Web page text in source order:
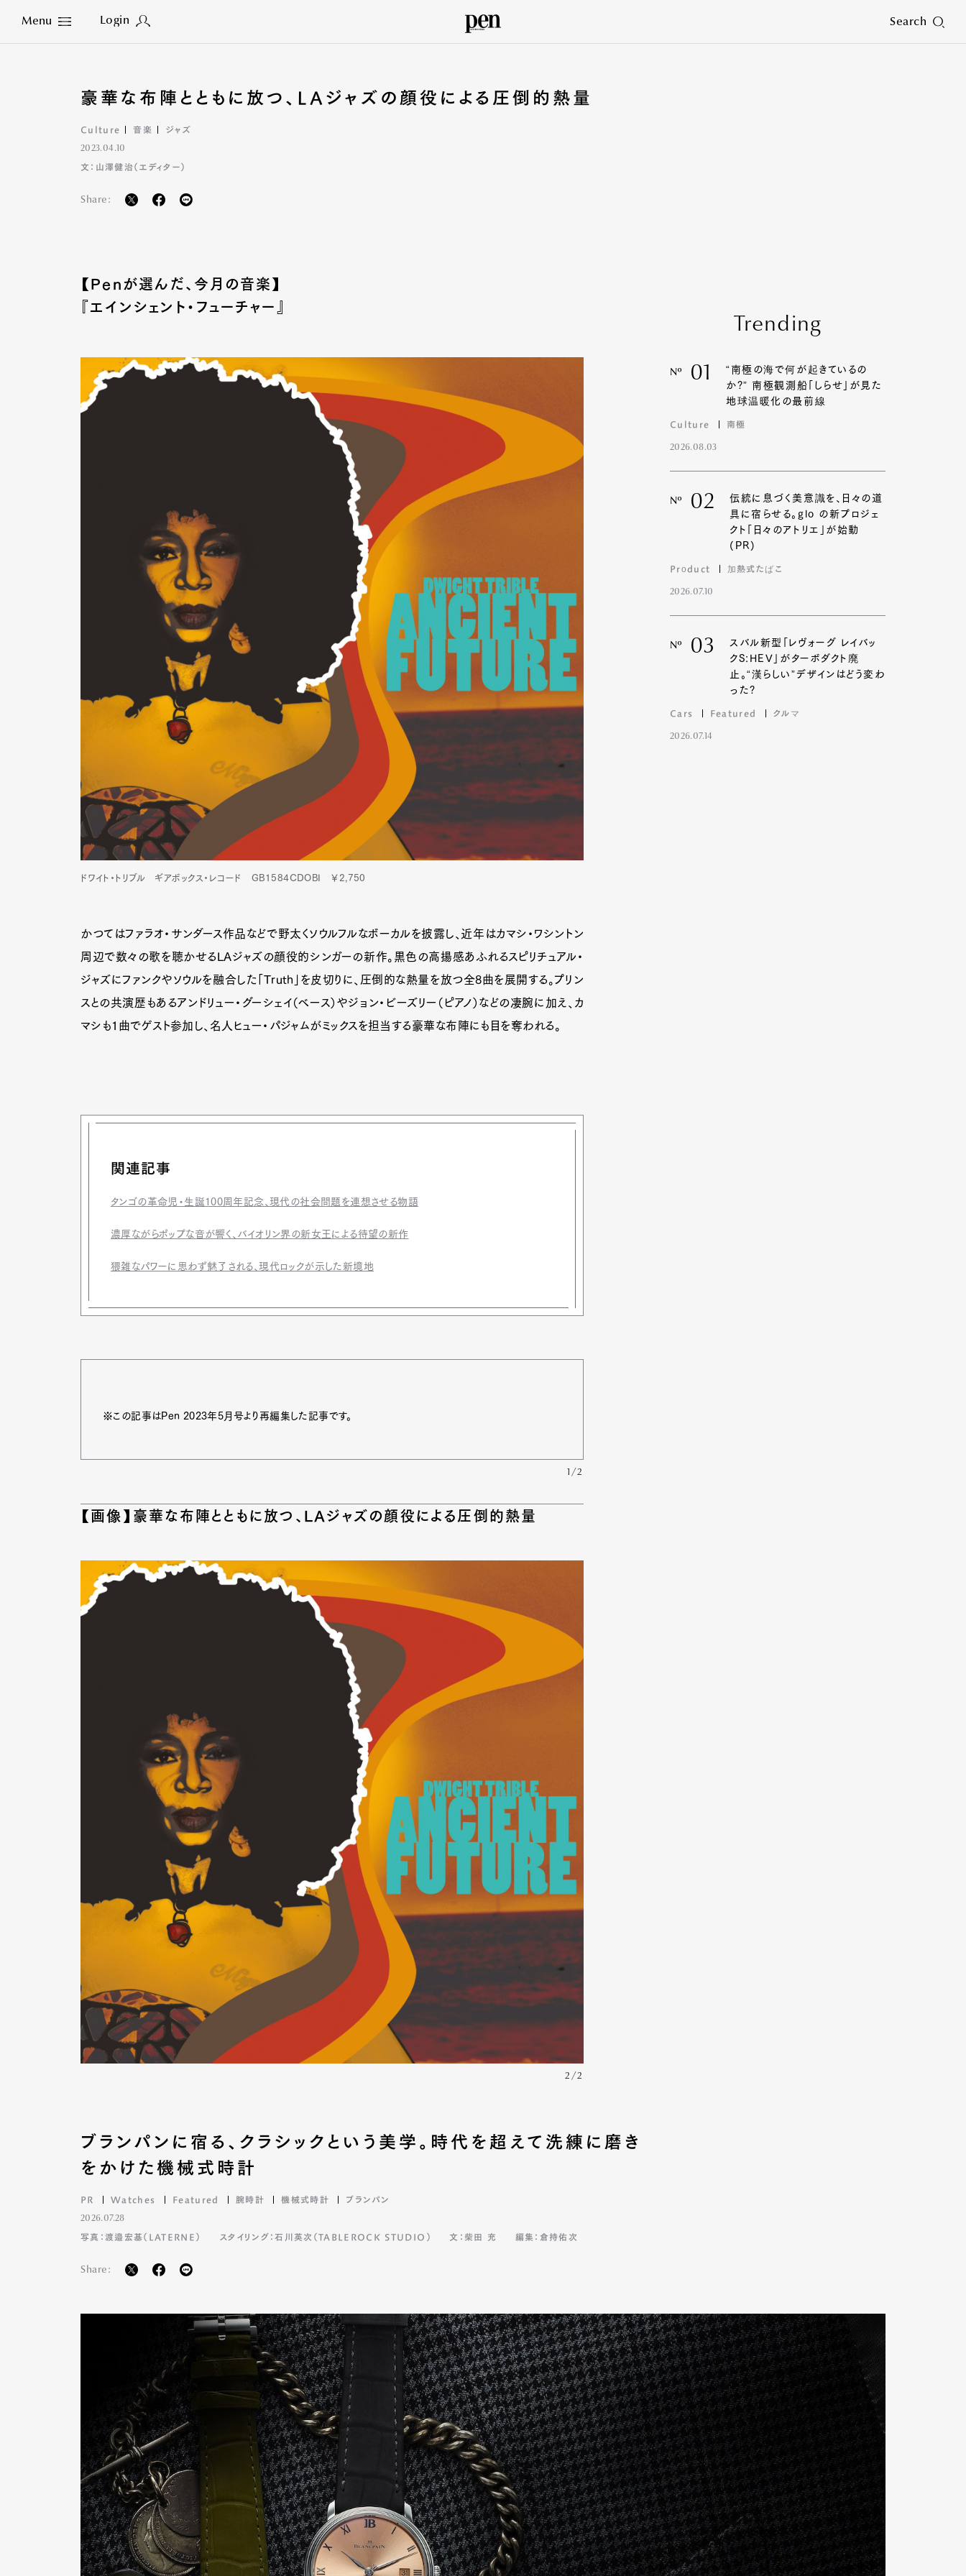
Menu Login Search
Close
Lifestyle
Pen Membership Magazine Official Columnist
Pen international
豪華な布陣とともに放つ、LAジャズの顔役による圧倒的熱量
Culture 音楽 ジャズ
2023.04.10
文：山澤健治（エディター）
Share:
【Penが選んだ、今月の音楽】
『エインシェント・フューチャー』
ドワイト・トリブル ギアボックス・レコード GB1584CDOBI ￥2,750
かつてはファラオ・サンダース作品などで野太くソウルフルなボーカルを披露し、近年はカマシ・ワシントン
周辺で数々の歌を聴かせるLAジャズの顔役的シンガーの新作。黒色の高揚感あふれるスピリチュアル・
ジャズにファンクやソウルを融合した「Truth」を皮切りに、圧倒的な熱量を放つ全8曲を展開する。プリン
スとの共演歴もあるアンドリュー・グーシェイ（ベース）やジョン・ビーズリー（ピアノ）などの凄腕に加え、カ
マシも1曲でゲスト参加し、名人ヒュー・パジャムがミックスを担当する豪華な布陣にも目を奪われる。
関連記事
タンゴの革命児・生誕100周年記念、現代の社会問題を連想させる物語
濃厚ながらポップな音が響く、バイオリン界の新女王による待望の新作
猥雑なパワーに思わず魅了される、現代ロックが示した新境地
※この記事はPen 2023年5月号より再編集した記事です。
1/2
【画像】豪華な布陣とともに放つ、LAジャズの顔役による圧倒的熱量
2/2
Trending
Nº 01
“南極の海で何が起きているの
か?” 南極観測船「しらせ」が見た
地球温暖化の最前線
Culture 南極
2026.08.03
Nº 02
伝統に息づく美意識を、日々の道
具に宿らせる。glo の新プロジェ
クト「日々のアトリエ」が始動
(PR)
Product 加熱式たばこ
2026.07.10
Nº 03
スバル新型「レヴォーグ レイバッ
クS:HEV」がターボダクト廃
止。“漢らしい”デザインはどう変わ
った?
Cars Featured クルマ
2026.07.14
ブランパンに宿る、クラシックという美学。時代を超えて洗練に磨き
をかけた機械式時計
PR Watches Featured 腕時計 機械式時計 ブランパン
2026.07.28
写真：渡邉宏基（LATERNE） スタイリング：石川英次（TABLEROCK STUDIO） 文：柴田 充 編集：倉持佑次
Share: